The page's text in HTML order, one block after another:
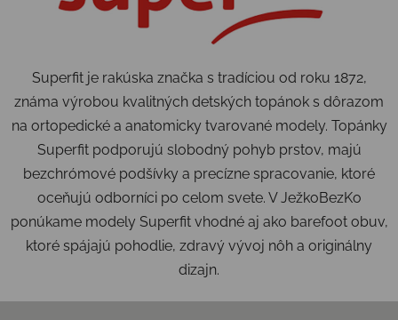
Superfit je rakúska značka s tradíciou od roku 1872,
známa výrobou kvalitných detských topánok s dôrazom
na ortopedické a anatomicky tvarované modely. Topánky
Superfit podporujú slobodný pohyb prstov, majú
bezchrómové podšívky a precízne spracovanie, ktoré
oceňujú odborníci po celom svete. V JežkoBezKo
ponúkame modely Superfit vhodné aj ako barefoot obuv,
ktoré spájajú pohodlie, zdravý vývoj nôh a originálny
dizajn.